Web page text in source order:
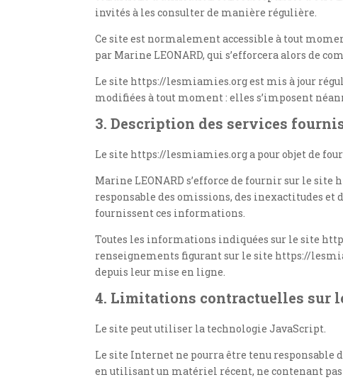
invités à les consulter de manière régulière.
Ce site est normalement accessible à tout
par Marine LEONARD, qui s’efforcera alors de
Le site https://lesmiamies.org est mis à jour
modifiées à tout moment : elles s’imposent
3. Description des services
Le site https://lesmiamies.org a pour objet de
Marine LEONARD s’efforce de fournir sur le
responsable des omissions, des inexactitudes et
fournissent ces informations.
Toutes les informations indiquées sur le site
renseignements figurant sur le site https://
depuis leur mise en ligne.
4. Limitations contractuelles sur
Le site peut utiliser la technologie JavaScript.
Le site Internet ne pourra être tenu responsable
en utilisant un matériel récent, ne contenant